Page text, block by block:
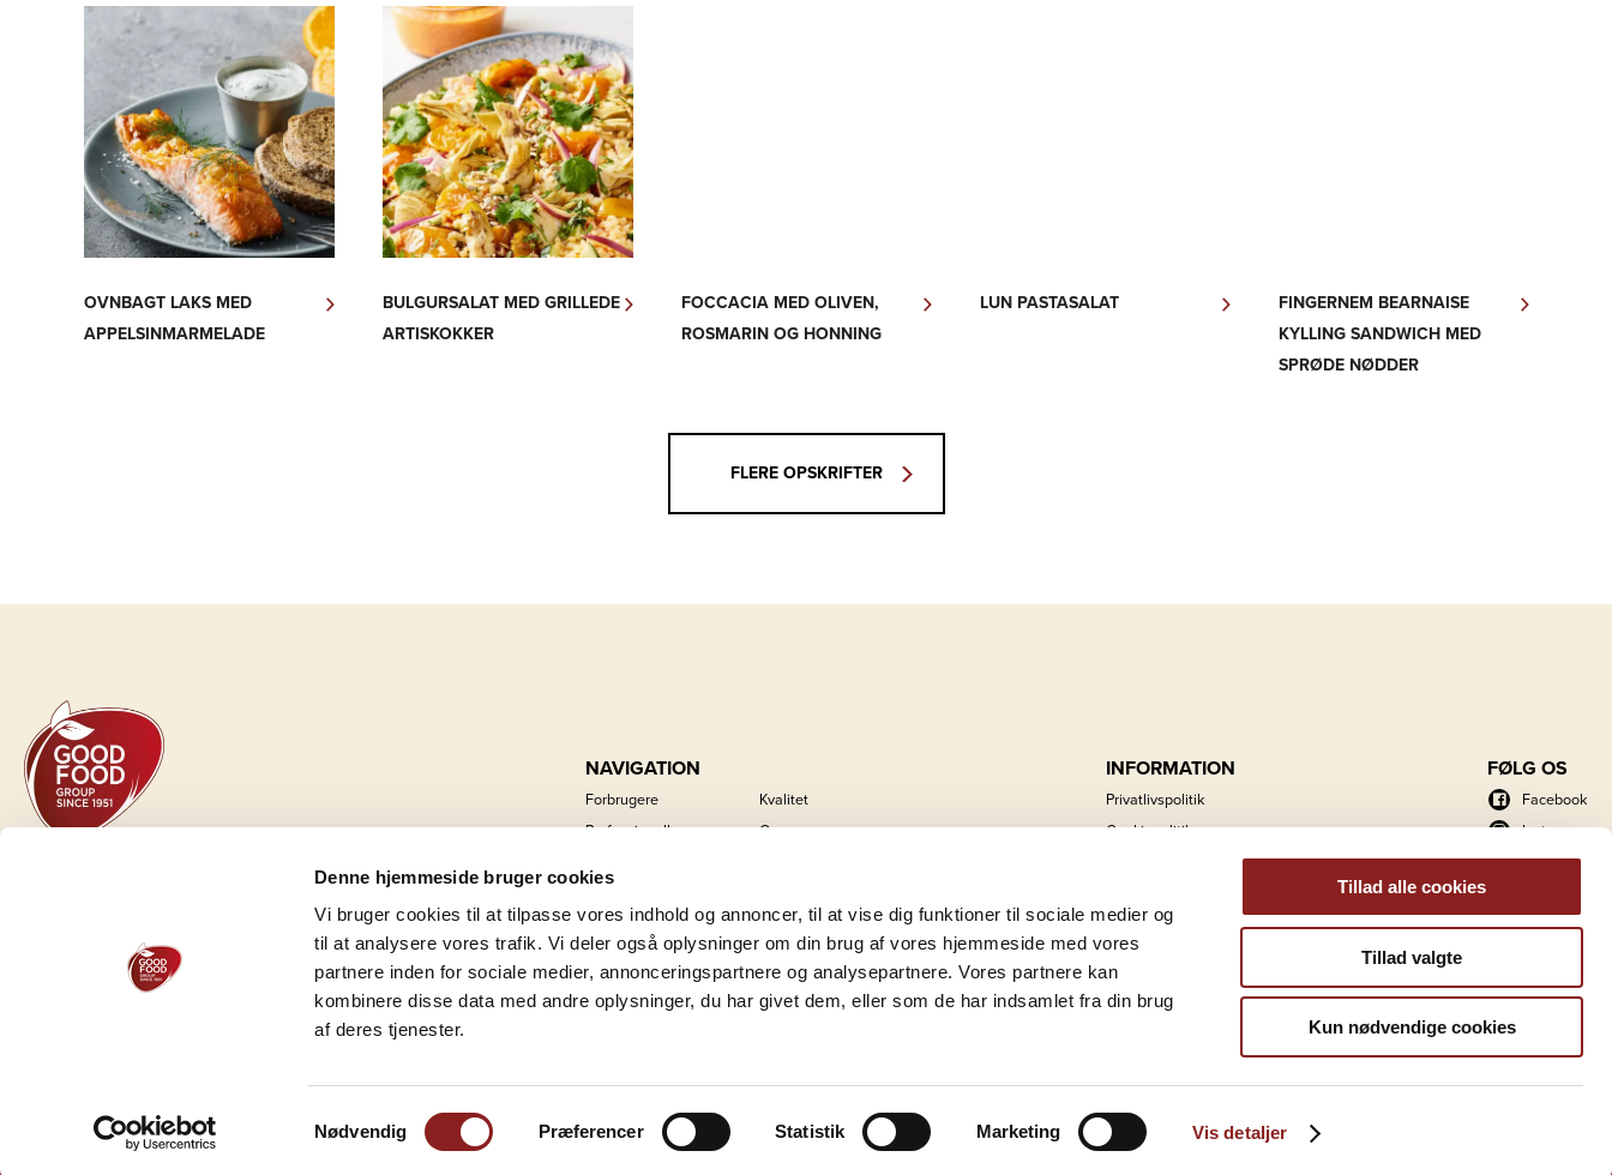
Denne hjemmeside bruger cookies
Vi bruger cookies til at tilpasse vores indhold og annoncer, til at vise dig funktioner til sociale medier og
til at analysere vores trafik. Vi deler også oplysninger om din brug af vores hjemmeside med vores
partnere inden for sociale medier, annonceringspartnere og analysepartnere. Vores partnere kan
kombinere disse data med andre oplysninger, du har givet dem, eller som de har indsamlet fra din brug
af deres tjenester.
Samtykkevalg
Nødvendig Præferencer Statistik Marketing Vis detaljer
Tillad alle cookies
Tillad valgte
Kun nødvendige cookies
OVNBAGT LAKS MED
APPELSINMARMELADE
BULGURSALAT MED GRILLEDE
ARTISKOKKER
FOCCACIA MED OLIVEN,
ROSMARIN OG HONNING
LUN PASTASALAT
FINGERNEM BEARNAISE
KYLLING SANDWICH MED
SPRØDE NØDDER
FLERE OPSKRIFTER
GOOD FOOD GROUP HOLDING A/S
CVR-nr.: 54664028
NAVIGATION
Forbrugere
Professionelle
Nyheder
Kvalitet
Om os
Bæredygtighed
INFORMATION
Privatlivspolitik
Cookiepolitik
Foto- og logoarkiv
FØLG OS
Facebook
Instagram
LinkedIn
© COPYRIGHT GOOD FOOD GROUP A/S - ALL RIGHTS RESERVED